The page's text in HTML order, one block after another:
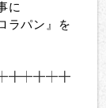
に
ラパン』を
┿╋┿╋